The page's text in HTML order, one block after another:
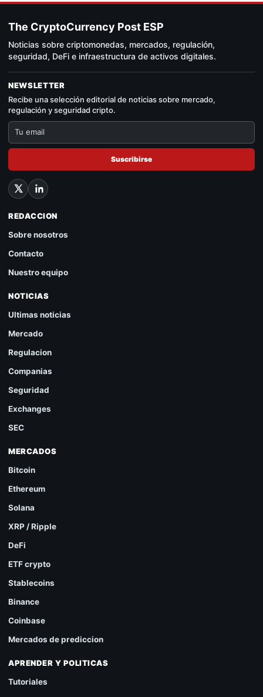
The CryptoCurrency Post ESP
Noticias sobre criptomonedas, mercados, regulación,
seguridad, DeFi e infraestructura de activos digitales.
NEWSLETTER
Recibe una selección editorial de noticias sobre mercado,
regulación y seguridad cripto.
Suscribirse
REDACCION
Sobre nosotros
Contacto
Nuestro equipo
NOTICIAS
Ultimas noticias
Mercado
Regulacion
Companias
Seguridad
Exchanges
SEC
MERCADOS
Bitcoin
Ethereum
Solana
XRP / Ripple
DeFi
ETF crypto
Stablecoins
Binance
Coinbase
Mercados de prediccion
APRENDER Y POLITICAS
Tutoriales